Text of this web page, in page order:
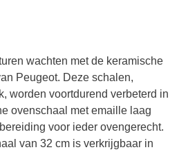
wachten met de keramische
Peugeot. Deze schalen,
worden voortdurend verbeterd in
ovenschaal met emaille laag
voor ieder ovengerecht.
van 32 cm is verkrijgbaar in